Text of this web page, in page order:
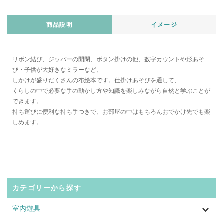
商品説明 イメージ
リボン結び、ジッパーの開閉、ボタン掛けの他、数字カウントや形あそ
び・子供が大好きなミラーなど、
しかけが盛りだくさんの布絵本です。仕掛けあそびを通して、
くらしの中で必要な手の動かし方や知識を楽しみながら自然と学ぶことが
できます。
持ち運びに便利な持ち手つきで、お部屋の中はもちろんおでかけ先でも楽
しめます。
カテゴリーから探す
室内遊具